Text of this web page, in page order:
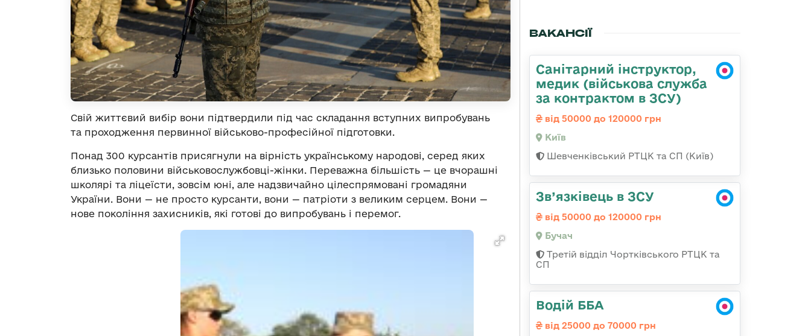
Свій життєвий вибір вони підтвердили під час складання вступних випробувань
та проходження первинної військово-професійної підготовки.
Понад 300 курсантів присягнули на вірність українському народові, серед яких
близько половини військовослужбовці-жінки. Переважна більшість — це вчорашні
школярі та ліцеїсти, зовсім юні, але надзвичайно цілеспрямовані громадяни
України. Вони — не просто курсанти, вони — патріоти з великим серцем. Вони —
нове покоління захисників, які готові до випробувань і перемог.
ВАКАНСІЇ
Санітарний інструктор,
медик (військова служба
за контрактом в ЗСУ)
від 50000 до 120000 грн
Київ
Шевченківський РТЦК та СП (Київ)
Зв’язківець в ЗСУ
від 50000 до 120000 грн
Бучач
Третій відділ Чортківського РТЦК та
СП
Водій ББА
від 25000 до 70000 грн